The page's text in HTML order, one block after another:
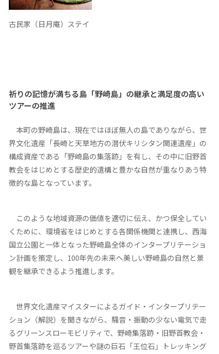
古民家（日月庵）ステイ
祈りの記憶が満ちる島「野崎島」の継承と満足度の高い
ツアーの推進
本町の野崎島は、現在ではほぼ無人の島でありながら、世
界文化遺産「長崎と天草地方の潜伏キリシタン関連遺産」の
構成資産である「野崎島の集落跡」を有し、その中に旧野首
教会をはじめとする歴史的遺構と豊かな自然が重なりあう特
徴的な島となっています。
このような地域資源の価値を適切に伝え、かつ保全してい
くために、環境省をはじめとする各関係機関と連携し、西海
国立公園と一体となった野崎島全体のインタープリテーショ
ン計画を策定し、100年先の未来へ美しい野崎島の自然と景
観を継承できるよう推進します。
世界文化遺産マイスターによるガイド・インタープリテー
ション（解説）を聞きながら、騒音・振動の少ない電気で走
るグリーンスローモビリティで、野崎集落跡・旧野首教会・
野首集落跡を巡るツアーや謎の巨石「王位石」トレッキング